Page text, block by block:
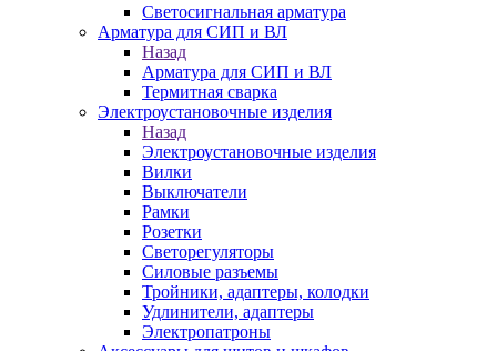
Светосигнальная арматура
Арматура для СИП и ВЛ
Назад
Арматура для СИП и ВЛ
Термитная сварка
Электроустановочные изделия
Назад
Электроустановочные изделия
Вилки
Выключатели
Рамки
Розетки
Светорегуляторы
Силовые разъемы
Тройники, адаптеры, колодки
Удлинители, адаптеры
Электропатроны